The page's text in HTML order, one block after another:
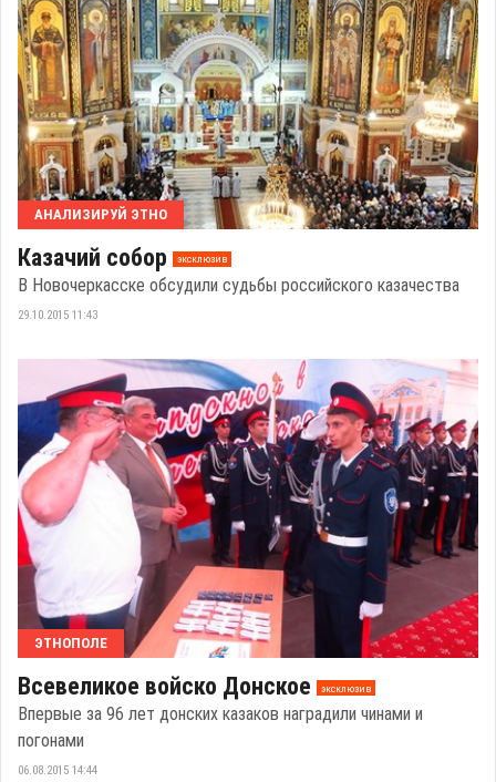
АНАЛИЗИРУЙ ЭТНО
Казачий собор эксклюзив
В Новочеркасске обсудили судьбы российского казачества
29.10.2015 11:43
ЭТНОПОЛЕ
Всевеликое войско Донское эксклюзив
Впервые за 96 лет донских казаков наградили чинами и
погонами
06.08.2015 14:44